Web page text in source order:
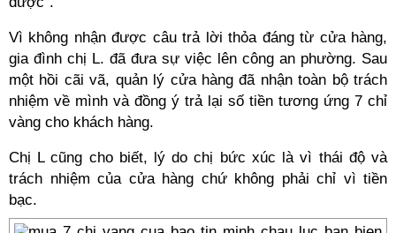
Vì không nhận được câu trả lời thỏa đáng từ cửa hàng,
gia đình chị L. đã đưa sự việc lên công an phường. Sau
một hồi cãi vã, quản lý cửa hàng đã nhận toàn bộ trách
nhiệm về mình và đồng ý trả lại số tiền tương ứng 7 chỉ
vàng cho khách hàng.
Chị L cũng cho biết, lý do chị bức xúc là vì thái độ và
trách nhiệm của cửa hàng chứ không phải chỉ vì tiền
bạc.